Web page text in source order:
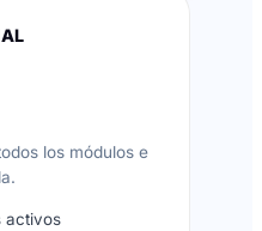
los módulos e
activos